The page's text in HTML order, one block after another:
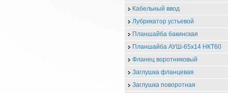
Кабельный ввод
Лубрикатор устьевой
Планшайба бакинская
Планшайба АУШ-65х14 НКТ60
Фланец воротниковый
Заглушка фланцевая
Заглушка поворотная